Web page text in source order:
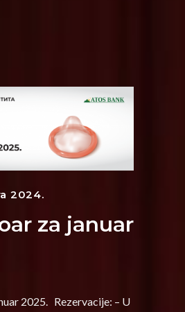
2024.
za januar
2025. Rezervacije: – U